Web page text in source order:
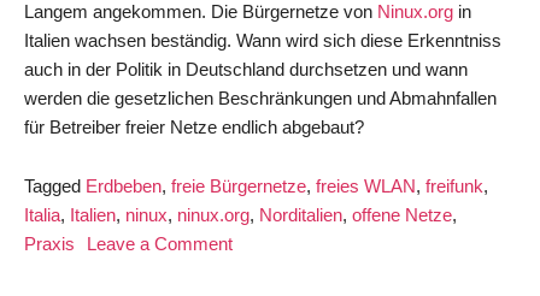
Langem angekommen. Die Bürgernetze von Ninux.org in
Italien wachsen beständig. Wann wird sich diese Erkenntniss
auch in der Politik in Deutschland durchsetzen und wann
werden die gesetzlichen Beschränkungen und Abmahnfallen
für Betreiber freier Netze endlich abgebaut?
Tagged Erdbeben, freie Bürgernetze, freies WLAN, freifunk,
Italia, Italien, ninux, ninux.org, Norditalien, offene Netze,
Praxis
Leave a Commenton